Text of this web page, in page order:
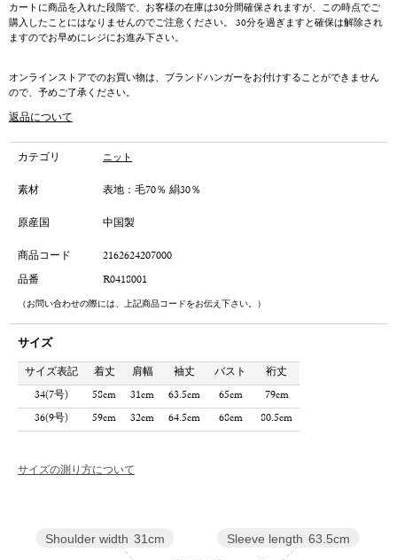
カートに商品を入れた段階で、お客様の在庫は30分間確保されますが、この時点でご
購入したことにはなりませんのでご注意ください。 30分を過ぎますと確保は解除され
ますのでお早めにレジにお進み下さい。
オンラインストアでのお買い物は、ブランドハンガーをお付けすることができません
ので、予めご了承ください。
返品について
カテゴリ ニット
素材
表地：毛70％ 絹30％
原産国
中国製
商品コード
2162624207000
品番
R0418001
（お問い合わせの際には、上記商品コードをお伝え下さい。）
サイズ
サイズ表記 着丈 肩幅 袖丈 バスト
裄丈
34(7号)
58cm 31cm 63.5cm 65cm
79cm
36(9号)
59cm 32cm 64.5cm 68cm 80.5cm
サイズの測り方について
Sleeve length 63.5cm
Shoulder width 31cm